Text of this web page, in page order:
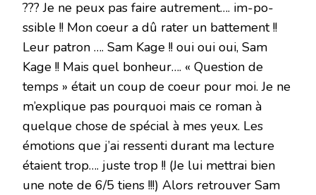
??? Je ne peux pas faire autrement…. im-po-
ssible !! Mon coeur a dû rater un battement !!
Leur patron …. Sam Kage !! oui oui oui, Sam
Kage !! Mais quel bonheur…. « Question de
temps » était un coup de coeur pour moi. Je ne
m’explique pas pourquoi mais ce roman à
quelque chose de spécial à mes yeux. Les
émotions que j’ai ressenti durant ma lecture
étaient trop…. juste trop !! (Je lui mettrai bien
une note de 6/5 tiens !!!) Alors retrouver Sam